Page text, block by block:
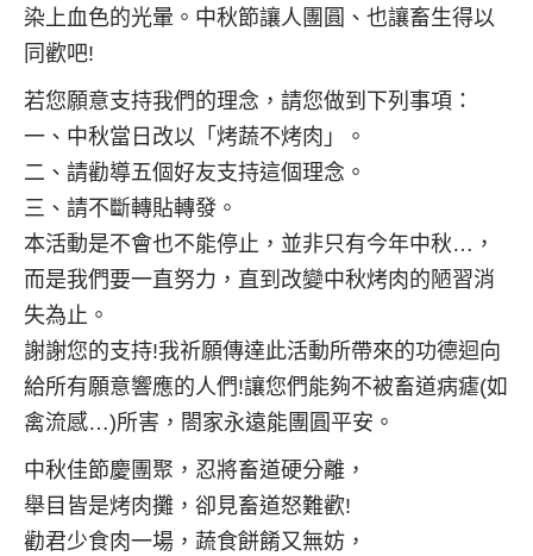
染上血色的光暈。中秋節讓人團圓、也讓畜生得以
同歡吧!
若您願意支持我們的理念，請您做到下列事項：
一、中秋當日改以「烤蔬不烤肉」。
二、請勸導五個好友支持這個理念。
三、請不斷轉貼轉發。
本活動是不會也不能停止，並非只有今年中秋…，
而是我們要一直努力，直到改變中秋烤肉的陋習消
失為止。
謝謝您的支持!我祈願傳達此活動所帶來的功德迴向
給所有願意響應的人們!讓您們能夠不被畜道病瘧(如
禽流感…)所害，閤家永遠能團圓平安。
中秋佳節慶團聚，忍將畜道硬分離，
舉目皆是烤肉攤，卻見畜道怒難歡!
勸君少食肉一場，蔬食餅餚又無妨，